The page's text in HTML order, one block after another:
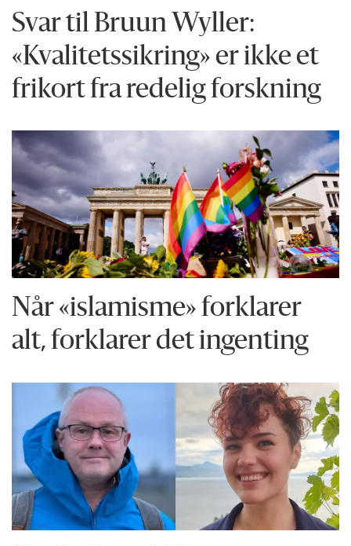
Svar til Bruun Wyller:
«Kvalitetssikring» er ikke et
frikort fra redelig forskning
Når «islamisme» forklarer
alt, forklarer det ingenting